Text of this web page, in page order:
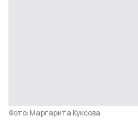
Фото: Маргарита Куксова